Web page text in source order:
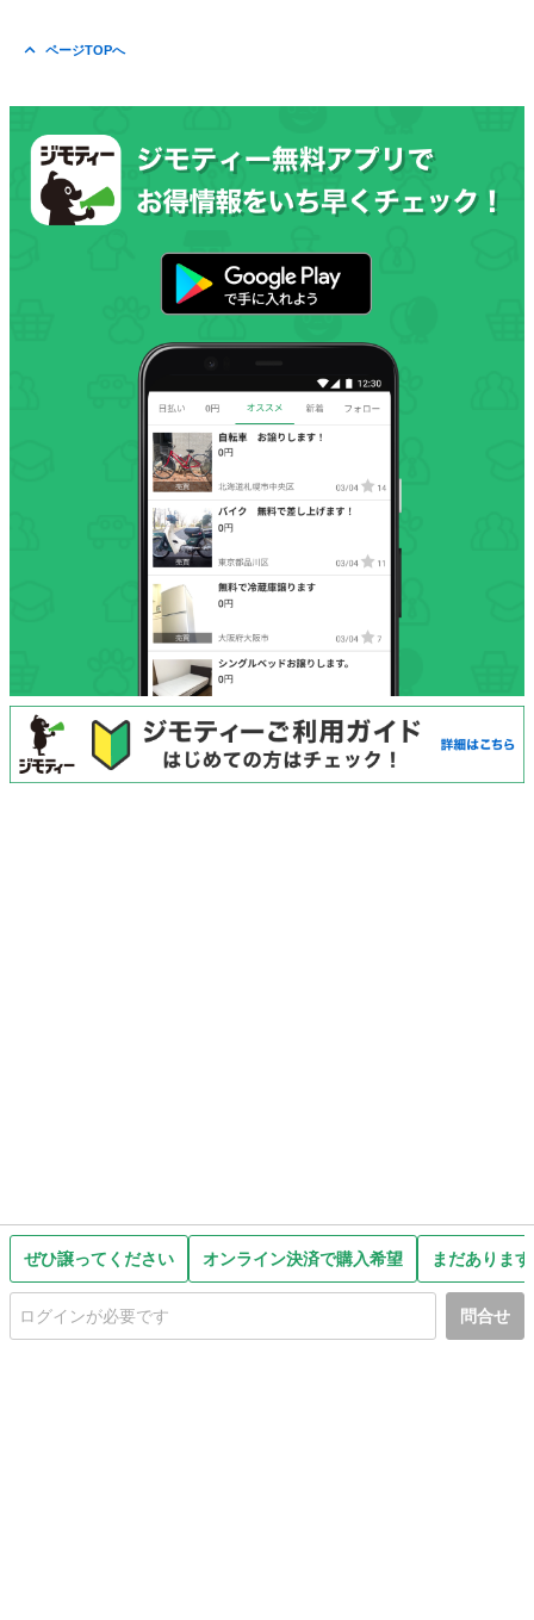
ぜひ譲ってください オンライン決済で購入希望 まだありま
問合せ
ページTOPへ